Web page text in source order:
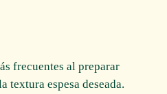
frecuentes al preparar
textura espesa deseada.